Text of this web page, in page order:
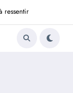
ressentir